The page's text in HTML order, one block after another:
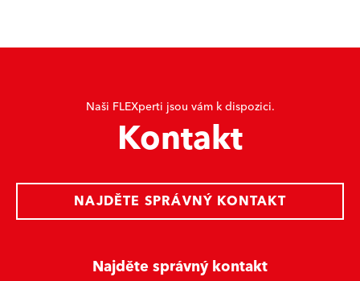
Naši FLEXperti jsou vám k dispozici.
Kontakt
Najděte správný kontakt
NAJDĚTE SPRÁVNÝ KONTAKT